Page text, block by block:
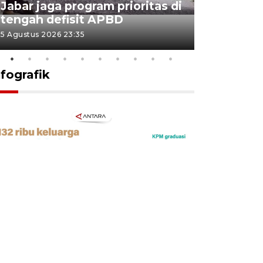
Jabar jaga program prioritas di
tengah defisit APBD
5 Agustus 2026 23:35